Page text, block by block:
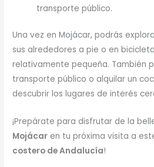
transporte público.
Una vez en Mojácar, podrás
sus alrededores a pie o en
relativamente pequeña. También
transporte público o alquilar un
descubrir los lugares de interés
¡Prepárate para disfrutar de la
Mojácar en tu próxima visita a
costero de Andalucía!